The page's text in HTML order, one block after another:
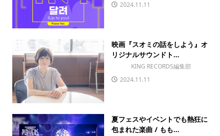
2024.11.11
映画『スオミの話をしよう』オ
リジナルサウンドト...
KING RECORDS編集部
2024.11.11
夏フェスやイベントでも熱狂に
包まれた楽曲 / もも...